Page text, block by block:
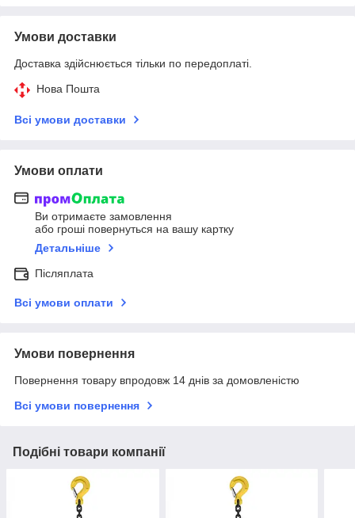
Умови доставки
Доставка здійснюється тільки по передоплаті.
Нова Пошта
Всі умови доставки
Умови оплати
Ви отримаєте замовлення
або гроші повернуться на вашу картку
Детальніше
Післяплата
Всі умови оплати
Умови повернення
Повернення товару впродовж 14 днів за домовленістю
Всі умови повернення
Подібні товари компанії